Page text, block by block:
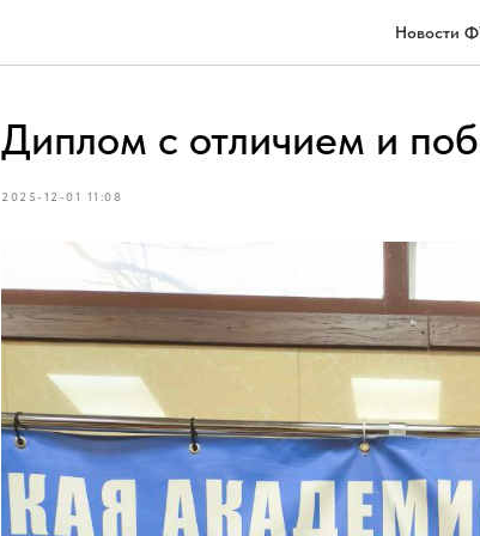
Новости
Диплом с отличием и
2025-12-01 11:08